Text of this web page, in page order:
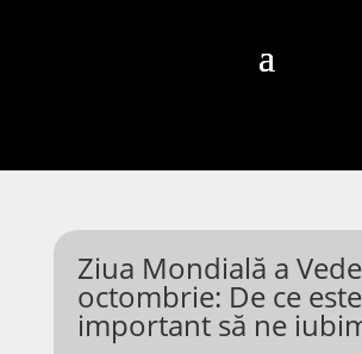
Ziua Mondială a
octombrie: De ce este
important să ne